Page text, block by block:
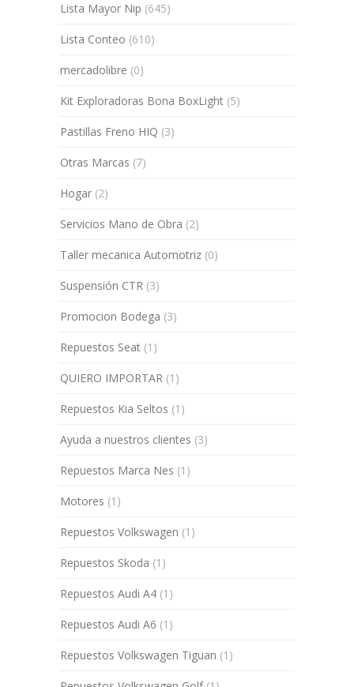
Lista Mayor Nip (645)
Lista Conteo (610)
mercadolibre (0)
Kit Exploradoras Bona BoxLight (5)
Pastillas Freno HIQ (3)
Otras Marcas (7)
Hogar (2)
Servicios Mano de Obra (2)
Taller mecanica Automotriz (0)
Suspensión CTR (3)
Promocion Bodega (3)
Repuestos Seat (1)
QUIERO IMPORTAR (1)
Repuestos Kia Seltos (1)
Ayuda a nuestros clientes (3)
Repuestos Marca Nes (1)
Motores (1)
Repuestos Volkswagen (1)
Repuestos Skoda (1)
Repuestos Audi A4 (1)
Repuestos Audi A6 (1)
Repuestos Volkswagen Tiguan (1)